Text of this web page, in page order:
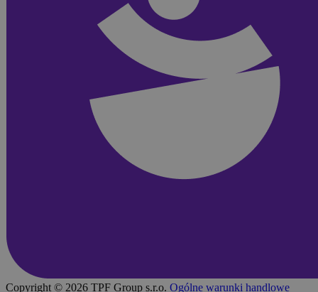
Copyright © 2026 TPF Group s.r.o. Ogólne warunki handlowe